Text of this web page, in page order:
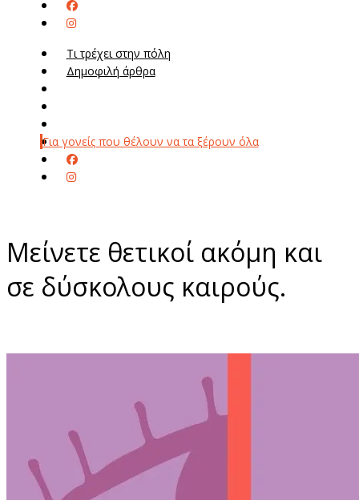
Τι τρέχει στην πόλη
Δημοφιλή άρθρα
Για γονείς που θέλουν να τα ξέρουν όλα
Μείνετε θετικοί ακόμη και
σε δύσκολους καιρούς.